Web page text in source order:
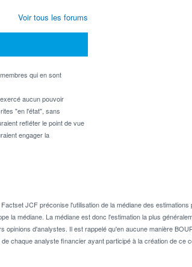
qui en sont
aucun pouvoir
"en l'état", sans
refléter le point de vue
engager la
Voir tous les forums
JCF préconise l'utilisation de la médiane des estimations
la médiane. La médiane est donc l'estimation la plus
d'analystes. Il est rappelé qu'en aucune manière
chaque analyste financier ayant participé à la création de ce